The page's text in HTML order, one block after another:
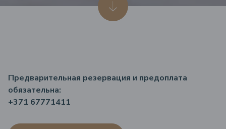
Предварительная резервация и предоплата
обязательна:
+371 67771411